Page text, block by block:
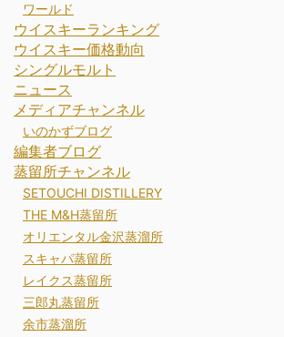
ワールド
ウイスキーランキング
ウイスキー価格動向
シングルモルト
ニュース
メディアチャンネル
いのかずブログ
編集者ブログ
蒸留所チャンネル
SETOUCHI DISTILLERY
THE M&H蒸留所
オリエンタル金沢蒸溜所
スキャパ蒸留所
レイクス蒸留所
三郎丸蒸留所
余市蒸溜所